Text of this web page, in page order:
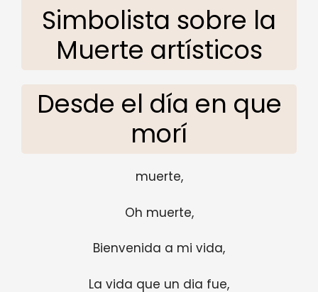
Simbolista sobre la
Muerte artísticos
Desde el día en que
morí
muerte,
Oh muerte,
Bienvenida a mi vida,
La vida que un dia fue,